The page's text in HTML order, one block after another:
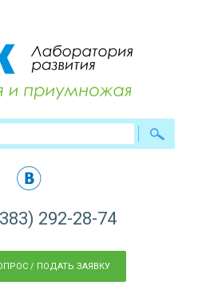
292-28-74
/ ПОДАТЬ ЗАЯВКУ